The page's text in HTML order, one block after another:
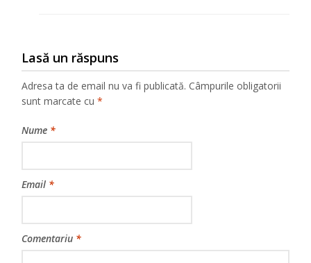
Lasă un răspuns
Adresa ta de email nu va fi publicată. Câmpurile obligatorii
sunt marcate cu*
Nume *
Email *
Comentariu *